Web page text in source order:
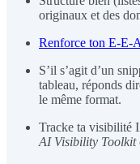
originaux et des
Renforce ton E-E-
S’il s’agit d’un
tableau, réponds
le même format.
Tracke ta visibilité
AI Visibility Toolkit